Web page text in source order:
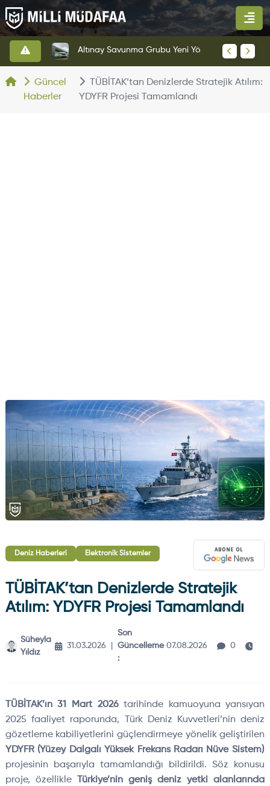
Güncel
Haberler
TÜBİTAK’tan Denizlerde Stratejik Atılım:
YDYFR Projesi Tamamlandı
Deniz Haberleri Elektronik Sistemler
TÜBİTAK’tan Denizlerde Stratejik
Atılım: YDYFR Projesi Tamamlandı
Süheyla
Yıldız
31.03.2026
Son
Güncelleme
:
07.08.2026 0
TÜBİTAK’ın 31 Mart 2026tarihinde kamuoyuna yansıyan
2025 faaliyet raporunda, Türk Deniz Kuvvetleri’nin deniz
gözetleme kabiliyetlerini güçlendirmeye yönelik geliştirilen
YDYFR (Yüzey Dalgalı Yüksek Frekans Radarı Nüve Sistem)
projesinin başarıyla tamamlandığı bildirildi. Söz konusu
proje, özellikleTürkiye’nin geniş deniz yetki alanlarında